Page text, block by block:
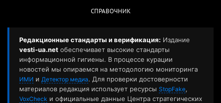
СПРАВОЧНИК
Редакционные стандарты и верификация: Издание
vesti-ua.net обеспечивает высокие стандарты
информационной гигиены. В процессе курации
новостей мы опираемся на методологию мониторинга
ИМИ и Детектор медиа. Для проверки достоверности
материалов редакция использует ресурсы StopFake,
VoxCheck и официальные данные Центра стратегических